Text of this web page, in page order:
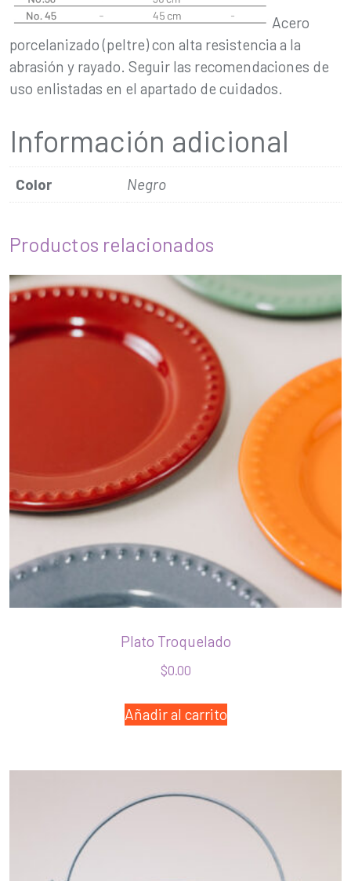
Acero
porcelanizado (peltre) con alta resistencia a la
abrasión y rayado. Seguir las recomendaciones de
uso enlistadas en el apartado de cuidados.
Información adicional
Color Negro
Productos relacionados
Plato Troquelado
$0.00
Añadir al carrito